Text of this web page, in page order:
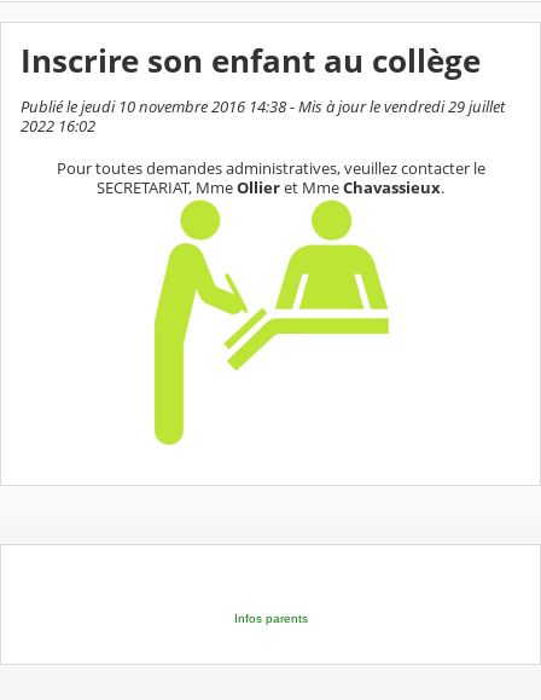
Inscrire son enfant au collège
Publié le jeudi 10 novembre 2016 14:38 - Mis à jour le vendredi 29 juillet
2022 16:02
Pour toutes demandes administratives, veuillez contacter le
SECRETARIAT, MmeOllieret MmeChavassieux.
Infos parents